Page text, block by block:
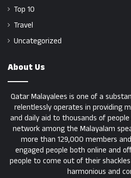
Top 10
Travel
Uncategorized
About Us
Qatar Malayalees is one of a
relentlessly operates in providing
and daily aid to thousands of
network among the Malayalam
more than 129,000 members
engaged people both online and
people to come out of their
harmonious and